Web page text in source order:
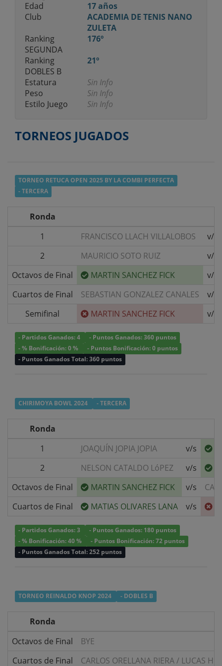
Edad
17 años
Club
ACADEMIA DE TENIS NANO
ZULETA
Ranking
SEGUNDA
176º
Ranking
DOBLES B
21º
Estatura
Sin Info
Peso
Sin Info
Estilo Juego
Sin Info
TORNEOS JUGADOS
TORNEO RETUCA OPEN 2025 BY LA COMBI PERFECTA
- TERCERA
Ronda
1
FRANCISCO LLACH VILLALOBOS
v/s
2
MAURICIO SOTO RUIZ
v/s
Octavos de Final
MARTIN SANCHEZ FICK
v/s
Cuartos de Final
SEBASTIAN GONZALEZ CANALES
v/s
Semifinal
MARTIN SANCHEZ FICK v/s
- Partidos Ganados: 4
- Puntos Ganados: 360 puntos
- % Bonificación: 0 %
- Puntos Bonificación: 0 puntos
- Puntos Ganados Total: 360 puntos
CHIRIMOYA BOWL 2024 - TERCERA
Ronda
1
JOAQUÍN JOPIA JOPIA v/s
2
NELSON CATALDO LóPEZ v/s
Octavos de Final
MARTIN SANCHEZ FICK v/s
Cuartos de Final
MATIAS OLIVARES LANA v/s
- Partidos Ganados: 3
- Puntos Ganados: 180 puntos
- % Bonificación: 40 %
- Puntos Bonificación: 72 puntos
- Puntos Ganados Total: 252 puntos
TORNEO REINALDO KNOP 2024 - DOBLES B
Ronda
Octavos de Final
BYE
Cuartos de Final
CARLOS ORELLANA RIERA/ LUCAS